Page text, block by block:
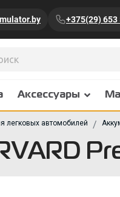
+375(29) 653
Аксессуары
легковых автомобилей